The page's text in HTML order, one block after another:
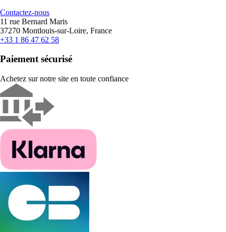
Contactez-nous
11 rue Bernard Maris
37270 Montlouis-sur-Loire, France
+33 1 86 47 62 58
Paiement sécurisé
Achetez sur notre site en toute confiance